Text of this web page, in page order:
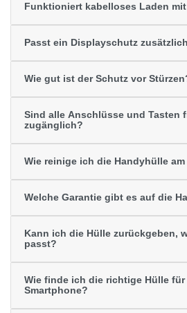
Funktioniert kabelloses Laden
Passt ein Displayschutz
Wie gut ist der Schutz vor
Sind alle Anschlüsse und Tasten
zugänglich?
Wie reinige ich die Handyhülle
Welche Garantie gibt es auf die
Kann ich die Hülle zurückgeben,
passt?
Wie finde ich die richtige Hülle für
Smartphone?